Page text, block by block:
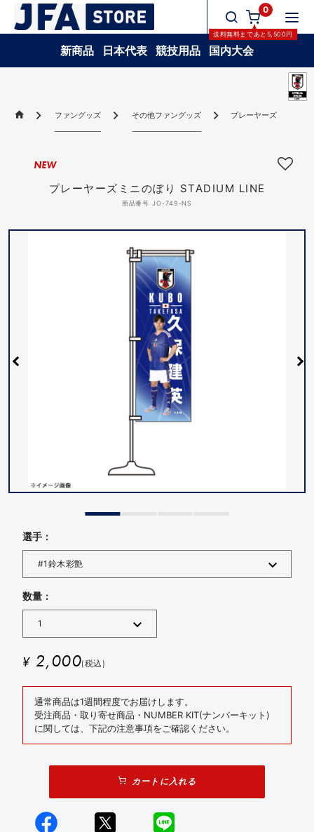
0
送料無料まであと 5,500円
新商品 日本代表 競技用品 国内大会
ファングッズ その他ファングッズ プレーヤーズミニのぼ
プレーヤーズミニのぼり STADIUM LINE
商品番号 JO-749-NS
NEW
選手 :
数量 :
¥ 2,000(税込)
通常商品は1週間程度でお届けします。
受注商品・取り寄せ商品・NUMBER KIT(ナンバーキット)
に関しては、下記の注意事項をご確認ください。
カートに入れる